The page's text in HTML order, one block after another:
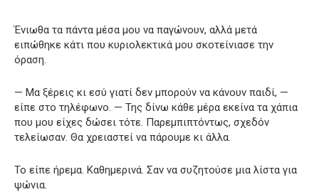
Ένιωθα τα πάντα μέσα μου να παγώνουν, αλλά μετά
ειπώθηκε κάτι που κυριολεκτικά μου σκοτείνιασε την
όραση.
— Μα ξέρεις κι εσύ γιατί δεν μπορούν να κάνουν παιδί, —
είπε στο τηλέφωνο. — Της δίνω κάθε μέρα εκείνα τα χάπια
που μου είχες δώσει τότε. Παρεμπιπτόντως, σχεδόν
τελείωσαν. Θα χρειαστεί να πάρουμε κι άλλα.
Το είπε ήρεμα. Καθημερινά. Σαν να συζητούσε μια λίστα για
ψώνια.